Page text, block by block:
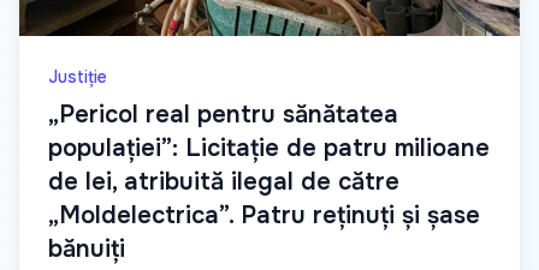
Justiție
„Pericol real pentru sănătatea
populației”: Licitație de patru milioane
de lei, atribuită ilegal de către
„Moldelectrica”. Patru reținuți și șase
bănuiți